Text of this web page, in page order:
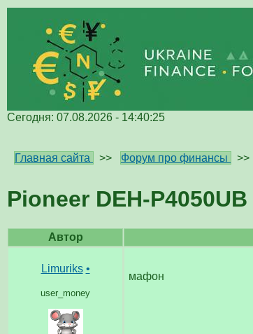
Сегодня: 07.08.2026 - 14:40:25
Главная сайта
>> Форум про финансы >>
Pioneer DEH-P4050UB
Автор
Limuriks •
user_money
мафон